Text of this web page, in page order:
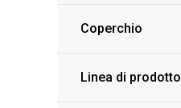
Coperchio
Linea di prodotto